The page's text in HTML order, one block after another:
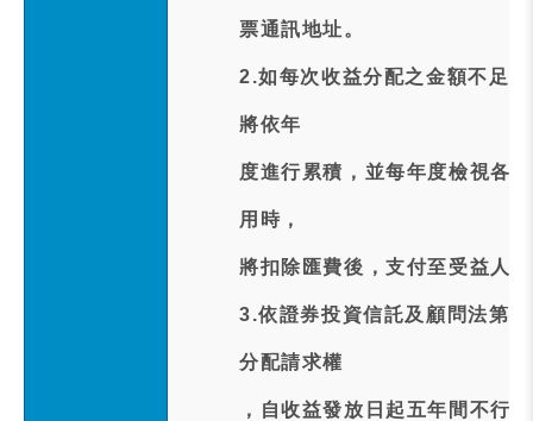
票通訊地址。
2.如每次收益分配之金額不足
將依年
度進行累積，並每年度檢視各
用時，
將扣除匯費後，支付至受益人
3.依證券投資信託及顧問法第
分配請求權
，自收益發放日起五年間不行